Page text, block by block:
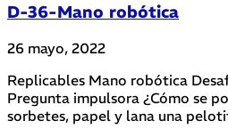
D-36-Mano robótica
26 mayo, 2022
Replicables Mano robótica
Pregunta impulsora ¿Cómo se
sorbetes, papel y lana una